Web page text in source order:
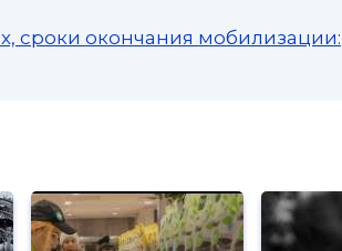
сроки окончания мобилизации: